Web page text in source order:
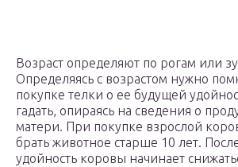
Возраст определяют по рогам или
Определяясь с возрастом нужно
покупке телки о ее будущей
гадать, опираясь на сведения о
матери. При покупке взрослой
брать животное старше 10 лет.
удойность коровы начинает